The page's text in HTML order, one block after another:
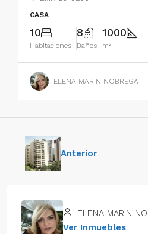
CASA
10
Habitaciones
8
Baños
1000
m²
ELENA MARIN NOBREGA
Anterior
ELENA MARIN
Ver Inmuebles